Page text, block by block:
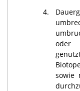
4.
oder
sowie